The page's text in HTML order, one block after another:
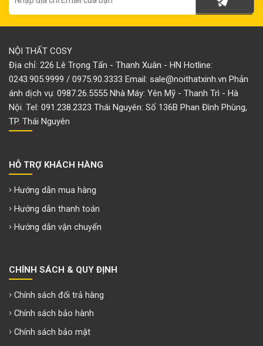
NỘI THẤT COSY
Địa chỉ: 226 Lê Trọng Tấn - Thanh Xuân - HN Hotline:
0243.905.9999 / 0975.90.3333 Email: sale@noithatxinh.vn Phản
ánh dịch vụ: 0987.26.5555 Nhà Máy: Yên Mỹ - Thanh Trì - Hà
Nội. Tel: 091.238.2323 Thái Nguyên: Số 136B Phan Đình Phùng,
TP. Thái Nguyên
HỖ TRỢ KHÁCH HÀNG
Hướng dẫn mua hàng
Hướng dẫn thanh toán
Hướng dẫn vận chuyển
CHÍNH SÁCH & QUY ĐỊNH
Chính sách đổi trả hàng
Chính sách bảo hành
Chính sách bảo mật